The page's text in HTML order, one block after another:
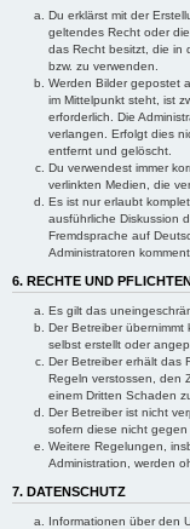
Du erklärst mit der
geltendes Recht oder
das Recht besitzt, die in
bzw. zu verwenden.
Werden Bilder gepostet
im Mittelpunkt steht, ist
erforderlich. Die
verlangen. Erfolgt dies
entfernt und gelöscht.
Du verwendest immer
verlinkten Medien, die
Es ist nur erlaubt
ausführliche Diskussion
Fremdsprache auf
Administratoren
6. RECHTE UND
Es gilt das
Der Betreiber
selbst erstellt oder
Der Betreiber erhält das
Regeln verstossen, den
einem Dritten Schaden
Der Betreiber ist nicht
sofern diese nicht gegen
Weitere Regelungen,
Administration, werden
7. DATENSCHUTZ
Informationen über den